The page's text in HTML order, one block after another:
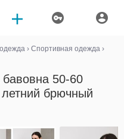
› Спортивная одежда ›
бавовна 50-60
брючный